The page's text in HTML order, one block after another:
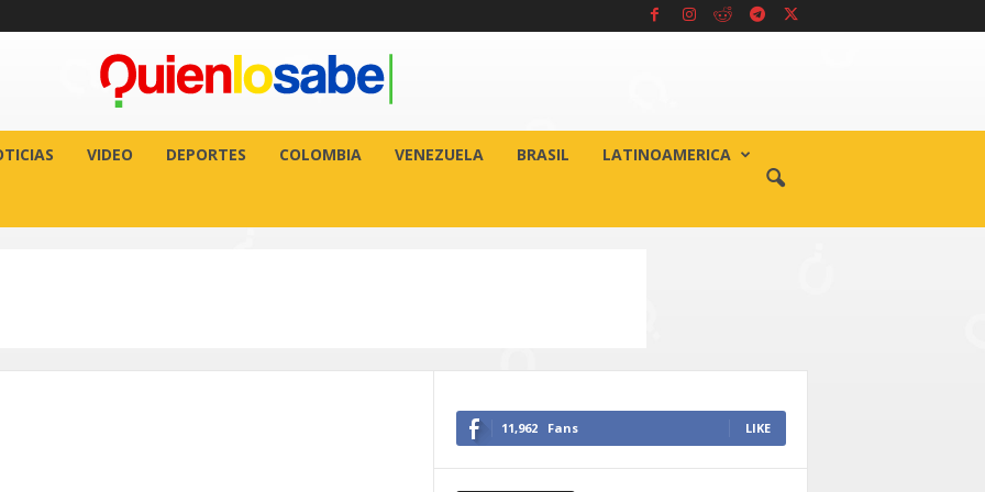
VIDEO DEPORTES COLOMBIA VENEZUELA BRASIL LATINOAMERICA
11,962 Fans LIKE